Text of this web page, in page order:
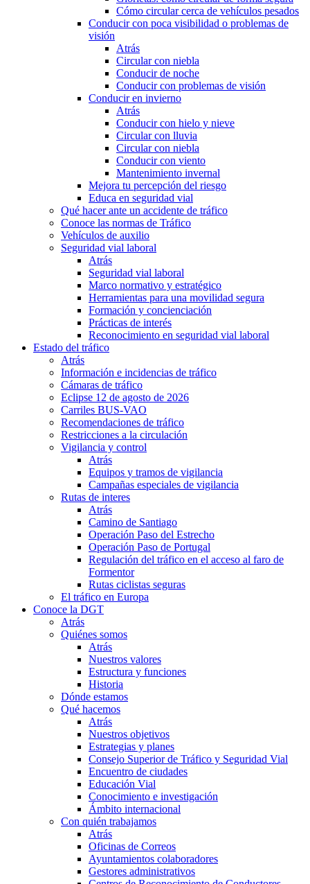
Cómo circular cerca de vehículos pesados
Conducir con poca visibilidad o problemas de
visión
Atrás
Circular con niebla
Conducir de noche
Conducir con problemas de visión
Conducir en invierno
Atrás
Conducir con hielo y nieve
Circular con lluvia
Circular con niebla
Conducir con viento
Mantenimiento invernal
Mejora tu percepción del riesgo
Educa en seguridad vial
Qué hacer ante un accidente de tráfico
Conoce las normas de Tráfico
Vehículos de auxilio
Seguridad vial laboral
Atrás
Seguridad vial laboral
Marco normativo y estratégico
Herramientas para una movilidad segura
Formación y concienciación
Prácticas de interés
Reconocimiento en seguridad vial laboral
Estado del tráfico
Atrás
Información e incidencias de tráfico
Cámaras de tráfico
Eclipse 12 de agosto de 2026
Carriles BUS-VAO
Recomendaciones de tráfico
Restricciones a la circulación
Vigilancia y control
Atrás
Equipos y tramos de vigilancia
Campañas especiales de vigilancia
Rutas de interes
Atrás
Camino de Santiago
Operación Paso del Estrecho
Operación Paso de Portugal
Regulación del tráfico en el acceso al faro de
Formentor
Rutas ciclistas seguras
El tráfico en Europa
Conoce la DGT
Atrás
Quiénes somos
Atrás
Nuestros valores
Estructura y funciones
Historia
Dónde estamos
Qué hacemos
Atrás
Nuestros objetivos
Estrategias y planes
Consejo Superior de Tráfico y Seguridad Vial
Encuentro de ciudades
Educación Vial
Conocimiento e investigación
Ámbito internacional
Con quién trabajamos
Atrás
Oficinas de Correos
Ayuntamientos colaboradores
Gestores administrativos